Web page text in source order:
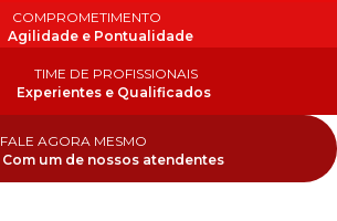
COMPROMETIMENTO
Agilidade e Pontualidade
TIME DE PROFISSIONAIS
Experientes e Qualificados
FALE AGORA MESMO
Com um de nossos atendentes